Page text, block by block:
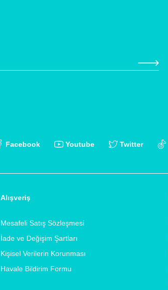
Facebook Youtube Twitter
Alışveriş
Mesafeli Satış Sözleşmesi
İade ve Değişim Şartları
Kişisel Verilerin Korunması
Havale Bildirim Formu